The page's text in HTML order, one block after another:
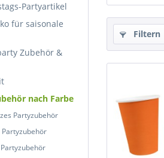
Partyartikel
für saisonale
Zubehör &
nach Farbe
Partyzubehör
Partyzubehör
Filtern